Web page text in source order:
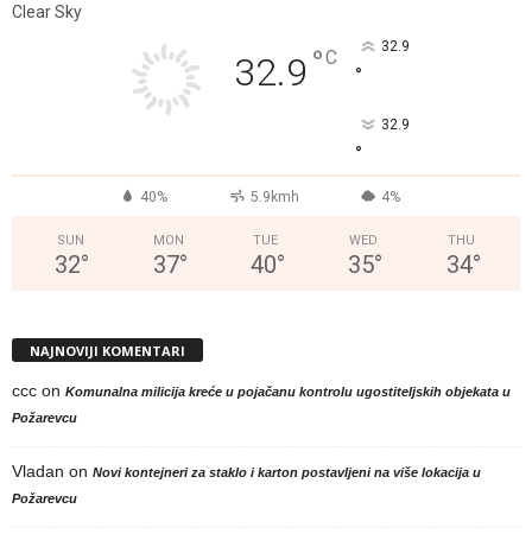
Clear Sky
32.9 °C 32.9
°
32.9
°
40% 5.9kmh 4%
SUN
32°
MON
37°
TUE
40°
WED
35°
THU
34°
NAJNOVIJI KOMENTARI
ccc on Komunalna milicija kreće u pojačanu kontrolu ugostiteljskih objekata u
Požarevcu
Vladan on Novi kontejneri za staklo i karton postavljeni na više lokacija u
Požarevcu